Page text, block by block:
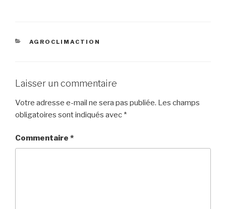
AGROCLIMACTION
Laisser un commentaire
Votre adresse e-mail ne sera pas publiée. Les champs
obligatoires sont indiqués avec *
Commentaire *